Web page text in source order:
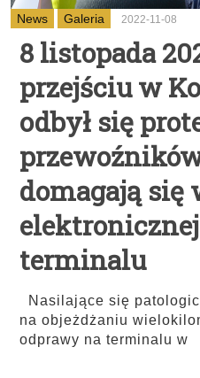
News Galeria 2022-11-08
8 listopada
przejściu w
odbył się
domagają się
terminalu
Nasilające się
na objeżdżaniu
odprawy na terminalu w